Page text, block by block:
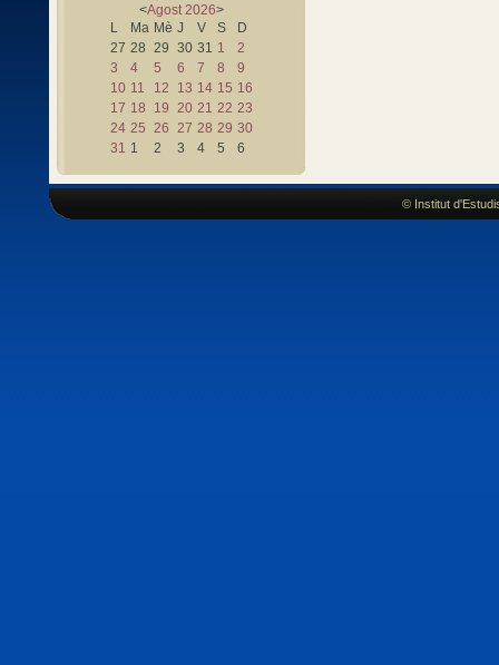
<Agost 2026>
L
Ma Mè J V S
D
27 28 29 30 31 1
2
3
4 5 6 7 8
9
10 11 12 13 14 15 16
17 18 19 20 21 22 23
24 25 26 27 28 29 30
31 1 2 3 4 5 6
© Institut